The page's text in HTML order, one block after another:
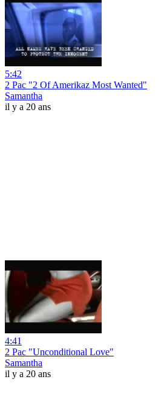
5:42
2 Pac "2 Of Amerikaz Most Wanted"
Samantha
il y a 20 ans
4:41
2 Pac "Unconditional Love"
Samantha
il y a 20 ans